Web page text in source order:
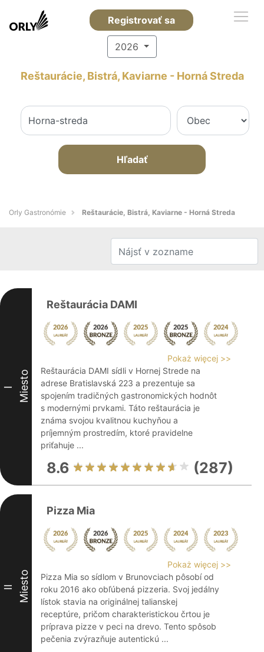
Registrovať sa
2026
Reštaurácie, Bistrá, Kaviarne - Horná Streda
Hľadať
Orly Gastronómie Reštaurácie, Bistrá, Kaviarne - Horná Streda
I Miesto
Reštaurácia DAMI
Pokaż więcej >>
Reštaurácia DAMI sídli v Hornej Strede na
adrese Bratislavská 223 a prezentuje sa
spojením tradičných gastronomických hodnôt
s modernými prvkami. Táto reštaurácia je
známa svojou kvalitnou kuchyňou a
príjemným prostredím, ktoré pravidelne
priťahuje ...
8.6 (287)
II Miesto
Pizza Mia
Pokaż więcej >>
Pizza Mia so sídlom v Brunovciach pôsobí od
roku 2016 ako obľúbená pizzeria. Svoj jedálny
lístok stavia na originálnej talianskej
receptúre, pričom charakteristickou črtou je
príprava pizze v peci na drevo. Tento spôsob
pečenia zvýrazňuje autentickú ...